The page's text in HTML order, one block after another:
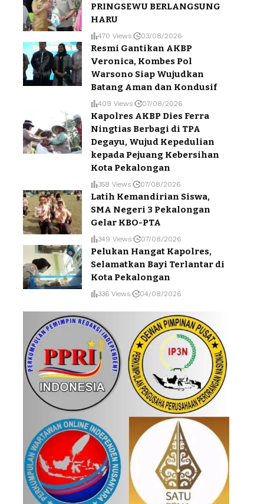
PRINGSEWU BERLANGSUNG
HARU
470 Views 03/08/2026
Resmi Gantikan AKBP
Veronica, Kombes Pol
Warsono Siap Wujudkan
Batang Aman dan Kondusif
409 Views 07/08/2026
Kapolres AKBP Dies Ferra
Ningtias Berbagi di TPA
Degayu, Wujud Kepedulian
kepada Pejuang Kebersihan
Kota Pekalongan
358 Views 07/08/2026
Latih Kemandirian Siswa,
SMA Negeri 3 Pekalongan
Gelar KBO-PTA
349 Views 07/08/2026
Pelukan Hangat Kapolres,
Selamatkan Bayi Terlantar di
Kota Pekalongan
336 Views 04/08/2026